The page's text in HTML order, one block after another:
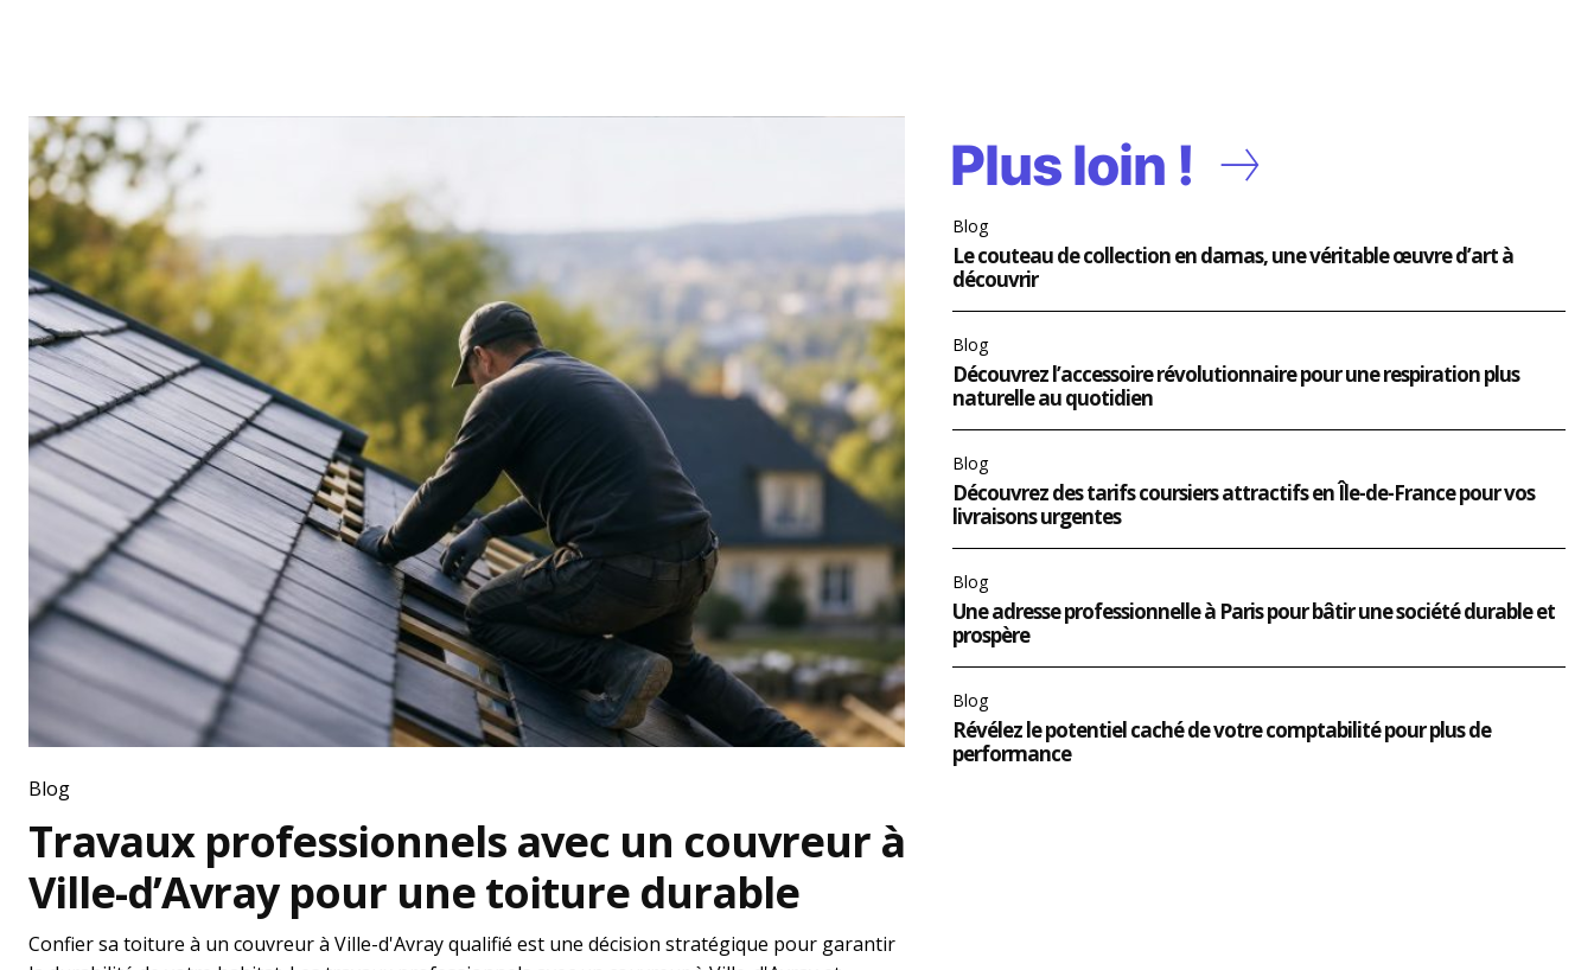
Blog
Travaux professionnels avec un couvreur à
Ville-d’Avray pour une toiture durable
Confier sa toiture à un couvreur à Ville-d'Avray qualifié est une décision stratégique pour garantir
Plus loin !
Blog
Le couteau de collection en damas, une véritable œuvre d’art à
découvrir
Blog
Découvrez l’accessoire révolutionnaire pour une respiration plus
naturelle au quotidien
Blog
Découvrez des tarifs coursiers attractifs en Île-de-France pour vos
livraisons urgentes
Blog
Une adresse professionnelle à Paris pour bâtir une société durable et
prospère
Blog
Révélez le potentiel caché de votre comptabilité pour plus de
performance